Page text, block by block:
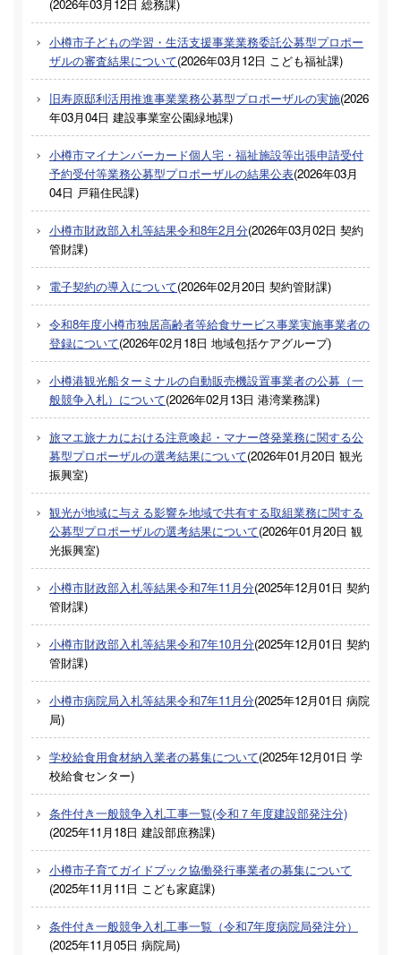
(2026年03月12日 総務課)
小樽市子どもの学習・生活支援事業業務委託公募型プロポー
ザルの審査結果について(2026年03月12日 こども福祉課)
旧寿原邸利活用推進事業業務公募型プロポーザルの実施(2026
年03月04日 建設事業室公園緑地課)
小樽市マイナンバーカード個人宅・福祉施設等出張申請受付
予約受付等業務公募型プロポーザルの結果公表(2026年03月
04日 戸籍住民課)
小樽市財政部入札等結果令和8年2月分(2026年03月02日 契約
管財課)
電子契約の導入について(2026年02月20日 契約管財課)
令和8年度小樽市独居高齢者等給食サービス事業実施事業者の
登録について(2026年02月18日 地域包括ケアグループ)
小樽港観光船ターミナルの自動販売機設置事業者の公募（一
般競争入札）について(2026年02月13日 港湾業務課)
旅マエ旅ナカにおける注意喚起・マナー啓発業務に関する公
募型プロポーザルの選考結果について(2026年01月20日 観光
振興室)
観光が地域に与える影響を地域で共有する取組業務に関する
公募型プロポーザルの選考結果について(2026年01月20日 観
光振興室)
小樽市財政部入札等結果令和7年11月分(2025年12月01日 契約
管財課)
小樽市財政部入札等結果令和7年10月分(2025年12月01日 契約
管財課)
小樽市病院局入札等結果令和7年11月分(2025年12月01日 病院
局)
学校給食用食材納入業者の募集について(2025年12月01日 学
校給食センター)
条件付き一般競争入札工事一覧(令和７年度建設部発注分)
(2025年11月18日 建設部庶務課)
小樽市子育てガイドブック協働発行事業者の募集について
(2025年11月11日 こども家庭課)
条件付き一般競争入札工事一覧（令和7年度病院局発注分）
(2025年11月05日 病院局)